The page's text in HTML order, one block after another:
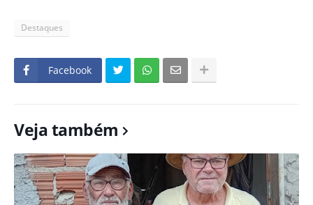
Destaques
Facebook
Veja também